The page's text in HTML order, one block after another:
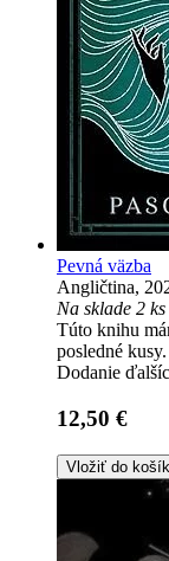
Pevná väzba
Angličtina,
Na sklade 2 ks
Túto knihu
posledné
Dodanie
12,50 €
Vložiť do